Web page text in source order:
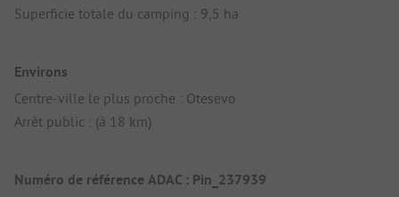
Superficie totale du camping : 9,5 ha
Environs
Centre-ville le plus proche : Otesevo
Arrêt public : (à 18 km)
Numéro de référence ADAC : Pin_237939